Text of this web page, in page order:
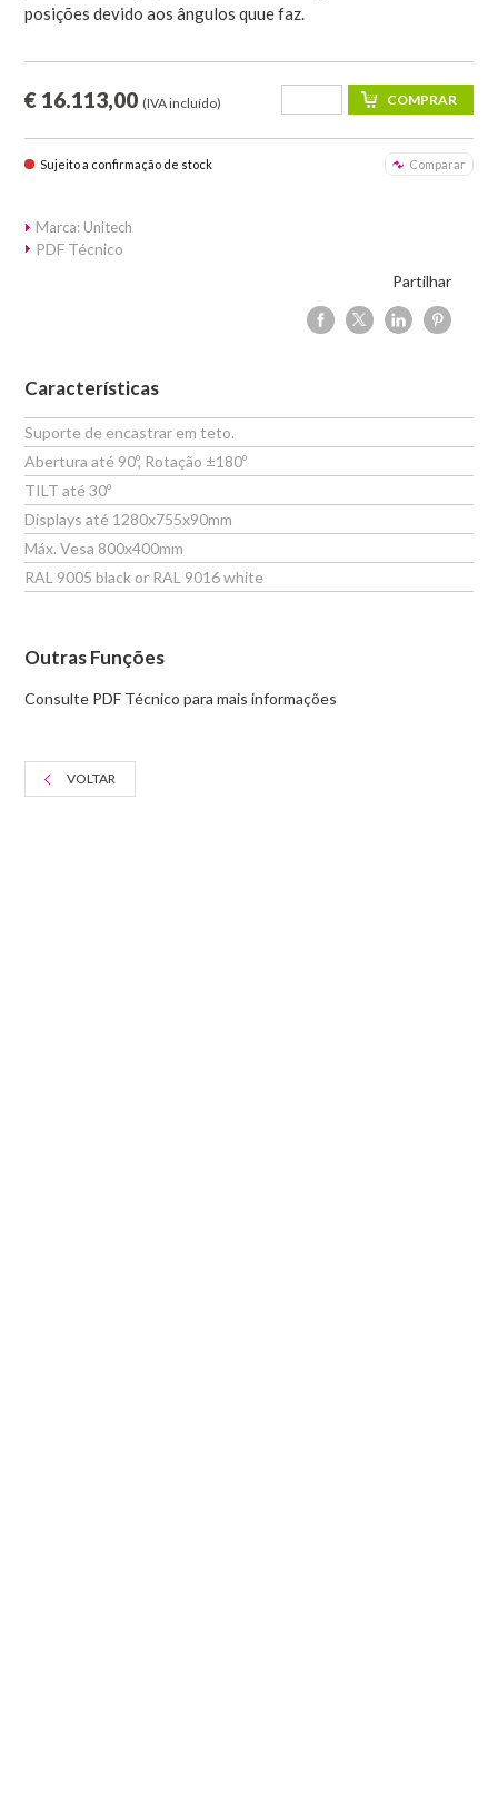
posições devido aos ângulos quue faz.
€ 16.113,00 (IVA incluído)
Sujeito a confirmação de stock Comparar
Marca: Unitech
PDF Técnico
Partilhar
Características
Suporte de encastrar em teto.
Abertura até 90º, Rotação ±180º
TILT até 30º
Displays até 1280x755x90mm
Máx. Vesa 800x400mm
RAL 9005 black or RAL 9016 white
Outras Funções
Consulte PDF Técnico para mais informações
VOLTAR